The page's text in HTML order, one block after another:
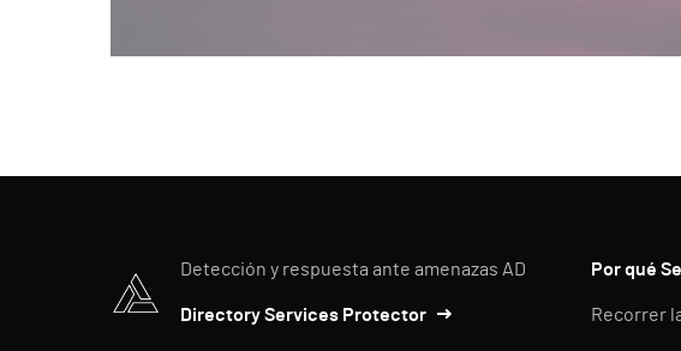
Detección y respuesta ante amenazas AD
Directory Services Protector
Por qué
Recorrer